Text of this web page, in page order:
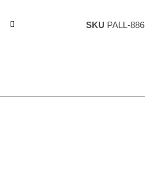
SKU PALL-886